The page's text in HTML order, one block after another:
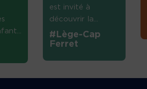
est invité à
découvrir la...
#Lège-Cap
Ferret